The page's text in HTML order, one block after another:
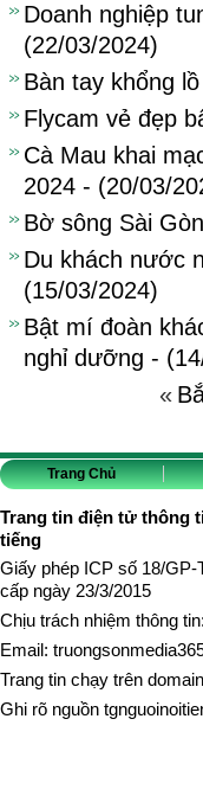
Doanh nghiệp
(22/03/2024)
Bàn tay khổng
Flycam vẻ đẹp
Cà Mau khai
2024 - (20/03/
Bờ sông Sài
Du khách nước
(15/03/2024)
Bật mí đoàn
nghỉ dưỡng -
«
Trang Chủ
Trang tin điện tử thông
tiếng
Giấy phép ICP số 18/
cấp ngày 23/3/2015
Chịu trách nhiệm thông
Email:
Trang tin chạy trên domain
Ghi rõ nguồn